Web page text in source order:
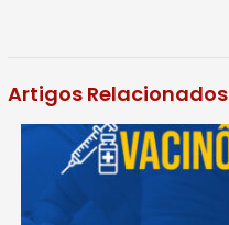
Artigos Relacionados